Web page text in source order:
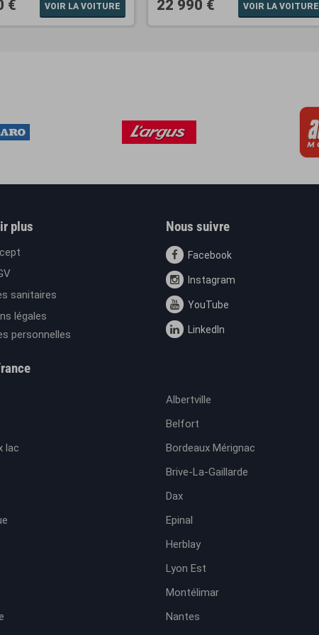
€ VOIR LA VOITURE 22 990 € VOIR LA VOITURE
plus
sanitaires
légales
personnelles
Nous suivre
Facebook
Instagram
YouTube
LinkedIn
Albertville
Belfort
lac Bordeaux Mérignac
Brive-La-Gaillarde
Dax
Epinal
Herblay
Lyon Est
Montélimar
Nantes